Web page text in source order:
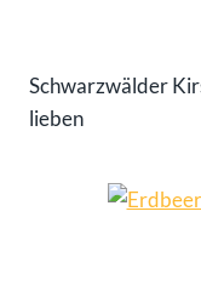
Schwarzwälder
lieben